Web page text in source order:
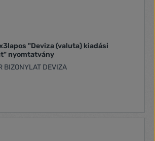
"Deviza (valuta) kiadási
nyomtatvány
BIZONYLAT DEVIZA